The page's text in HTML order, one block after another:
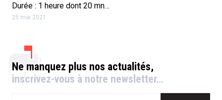
Durée : 1 heure dont 20 mn…
25 mai 2021
Ne manquez plus nos actualités,
inscrivez-vous à notre newsletter…